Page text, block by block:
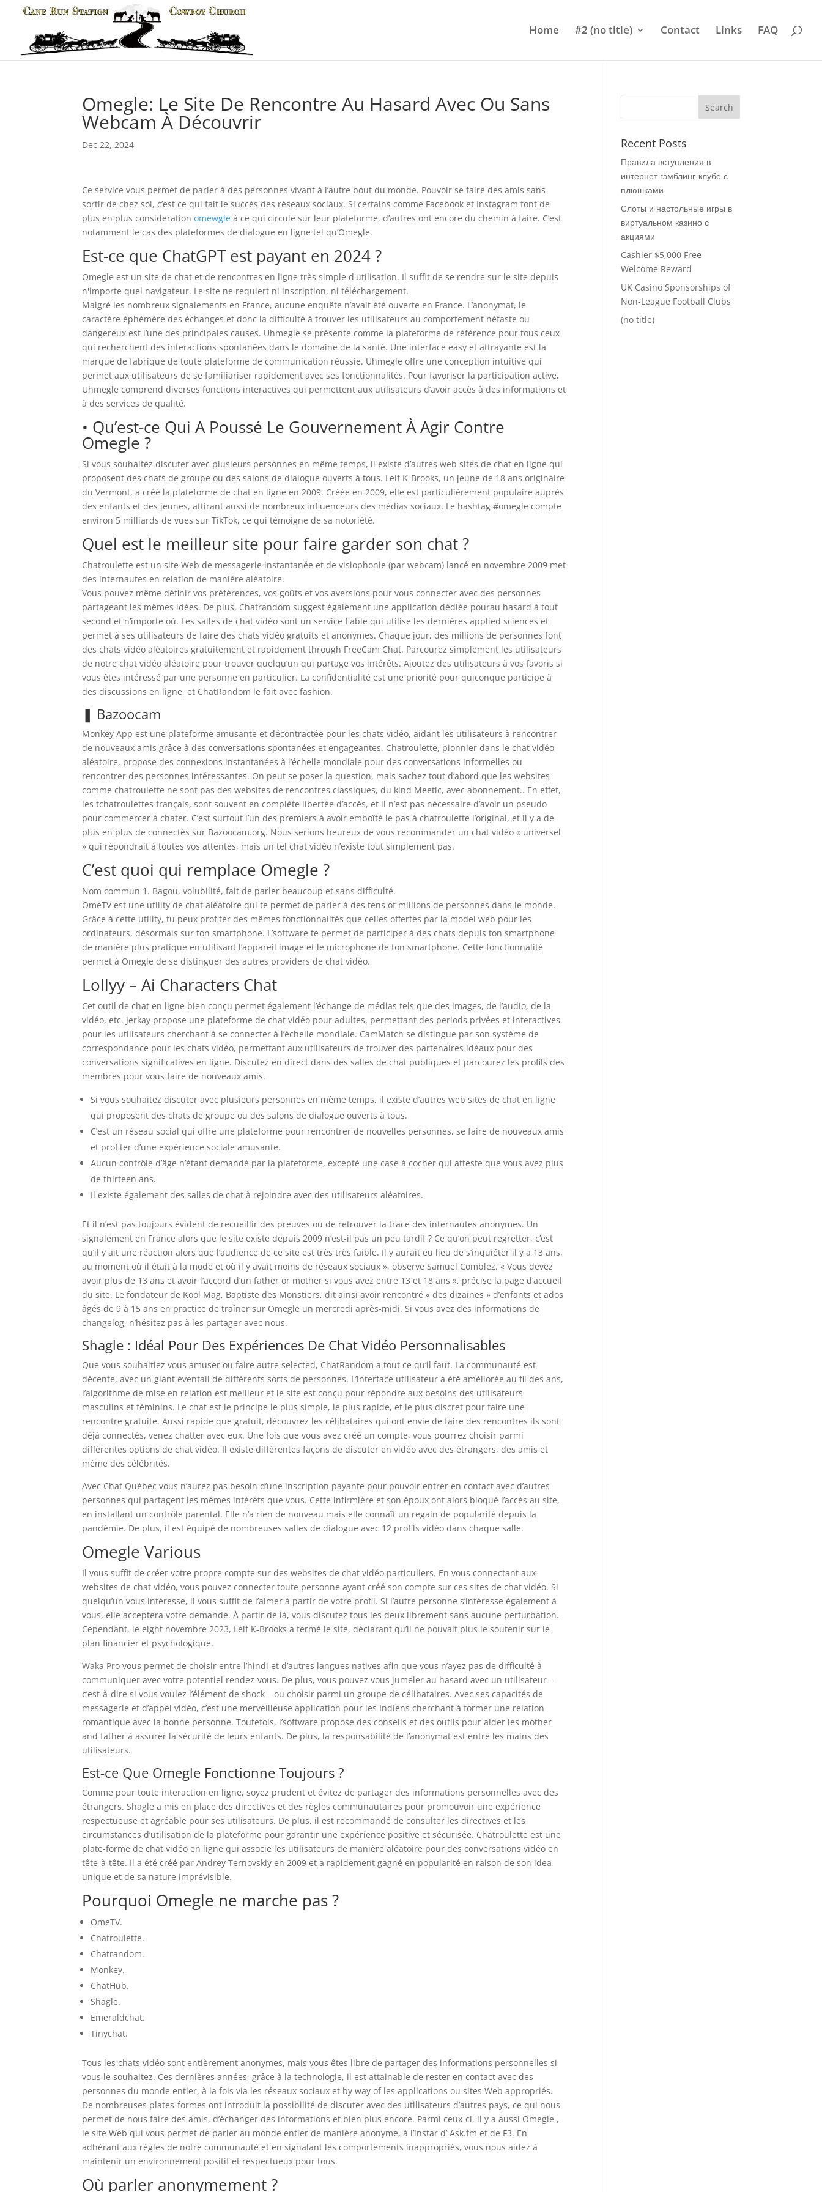
Home #2 (no title) Contact Links FAQ
Omegle: Le Site De Rencontre Au Hasard Avec Ou Sans
Webcam À Découvrir
Dec 22, 2024
Ce service vous permet de parler à des personnes vivant à l’autre bout du monde. Pouvoir se faire des amis sans
sortir de chez soi, c’est ce qui fait le succès des réseaux sociaux. Si certains comme Facebook et Instagram font de
plus en plus considerationomewgle à ce qui circule sur leur plateforme, d’autres ont encore du chemin à faire. C’est
notamment le cas des plateformes de dialogue en ligne tel qu’Omegle.
Est-ce que ChatGPT est payant en 2024 ?
Omegle est un site de chat et de rencontres en ligne très simple d'utilisation. Il suffit de se rendre sur le site depuis
n'importe quel navigateur. Le site ne requiert ni inscription, ni téléchargement.
Malgré les nombreux signalements en France, aucune enquête n’avait été ouverte en France. L’anonymat, le
caractère éphèmère des échanges et donc la difficulté à trouver les utilisateurs au comportement néfaste ou
dangereux est l’une des principales causes. Uhmegle se présente comme la plateforme de référence pour tous ceux
qui recherchent des interactions spontanées dans le domaine de la santé. Une interface easy et attrayante est la
marque de fabrique de toute plateforme de communication réussie. Uhmegle offre une conception intuitive qui
permet aux utilisateurs de se familiariser rapidement avec ses fonctionnalités. Pour favoriser la participation active,
Uhmegle comprend diverses fonctions interactives qui permettent aux utilisateurs d’avoir accès à des informations et
à des services de qualité.
• Qu’est-ce Qui A Poussé Le Gouvernement À Agir Contre
Omegle ?
Si vous souhaitez discuter avec plusieurs personnes en même temps, il existe d’autres web sites de chat en ligne qui
proposent des chats de groupe ou des salons de dialogue ouverts à tous. Leif K-Brooks, un jeune de 18 ans originaire
du Vermont, a créé la plateforme de chat en ligne en 2009. Créée en 2009, elle est particulièrement populaire auprès
des enfants et des jeunes, attirant aussi de nombreux influenceurs des médias sociaux. Le hashtag #omegle compte
environ 5 milliards de vues sur TikTok, ce qui témoigne de sa notoriété.
Quel est le meilleur site pour faire garder son chat ?
Chatroulette est un site Web de messagerie instantanée et de visiophonie (par webcam) lancé en novembre 2009 met
des internautes en relation de manière aléatoire.
Vous pouvez même définir vos préférences, vos goûts et vos aversions pour vous connecter avec des personnes
partageant les mêmes idées. De plus, Chatrandom suggest également une application dédiée pourau hasard à tout
second et n’importe où. Les salles de chat vidéo sont un service fiable qui utilise les dernières applied sciences et
permet à ses utilisateurs de faire des chats vidéo gratuits et anonymes. Chaque jour, des millions de personnes font
des chats vidéo aléatoires gratuitement et rapidement through FreeCam Chat. Parcourez simplement les utilisateurs
de notre chat vidéo aléatoire pour trouver quelqu’un qui partage vos intérêts. Ajoutez des utilisateurs à vos favoris si
vous êtes intéressé par une personne en particulier. La confidentialité est une priorité pour quiconque participe à
des discussions en ligne, et ChatRandom le fait avec fashion.
❚ Bazoocam
Monkey App est une plateforme amusante et décontractée pour les chats vidéo, aidant les utilisateurs à rencontrer
de nouveaux amis grâce à des conversations spontanées et engageantes. Chatroulette, pionnier dans le chat vidéo
aléatoire, propose des connexions instantanées à l’échelle mondiale pour des conversations informelles ou
rencontrer des personnes intéressantes. On peut se poser la question, mais sachez tout d’abord que les websites
comme chatroulette ne sont pas des websites de rencontres classiques, du kind Meetic, avec abonnement.. En effet,
les tchatroulettes français, sont souvent en complète libertée d’accès, et il n’est pas nécessaire d’avoir un pseudo
pour commercer à chater. C’est surtout l’un des premiers à avoir emboîté le pas à chatroulette l’original, et il y a de
plus en plus de connectés sur Bazoocam.org. Nous serions heureux de vous recommander un chat vidéo « universel
» qui répondrait à toutes vos attentes, mais un tel chat vidéo n’existe tout simplement pas.
C’est quoi qui remplace Omegle ?
Nom commun 1. Bagou, volubilité, fait de parler beaucoup et sans difficulté.
OmeTV est une utility de chat aléatoire qui te permet de parler à des tens of millions de personnes dans le monde.
Grâce à cette utility, tu peux profiter des mêmes fonctionnalités que celles offertes par la model web pour les
ordinateurs, désormais sur ton smartphone. L’software te permet de participer à des chats depuis ton smartphone
de manière plus pratique en utilisant l’appareil image et le microphone de ton smartphone. Cette fonctionnalité
permet à Omegle de se distinguer des autres providers de chat vidéo.
Lollyy – Ai Characters Chat
Cet outil de chat en ligne bien conçu permet également l’échange de médias tels que des images, de l’audio, de la
vidéo, etc. Jerkay propose une plateforme de chat vidéo pour adultes, permettant des periods privées et interactives
pour les utilisateurs cherchant à se connecter à l’échelle mondiale. CamMatch se distingue par son système de
correspondance pour les chats vidéo, permettant aux utilisateurs de trouver des partenaires idéaux pour des
conversations significatives en ligne. Discutez en direct dans des salles de chat publiques et parcourez les profils des
membres pour vous faire de nouveaux amis.
Si vous souhaitez discuter avec plusieurs personnes en même temps, il existe d’autres web sites de chat en ligne
qui proposent des chats de groupe ou des salons de dialogue ouverts à tous.
C’est un réseau social qui offre une plateforme pour rencontrer de nouvelles personnes, se faire de nouveaux amis
et profiter d’une expérience sociale amusante.
Aucun contrôle d’âge n’étant demandé par la plateforme, excepté une case à cocher qui atteste que vous avez plus
de thirteen ans.
Il existe également des salles de chat à rejoindre avec des utilisateurs aléatoires.
Et il n’est pas toujours évident de recueillir des preuves ou de retrouver la trace des internautes anonymes. Un
signalement en France alors que le site existe depuis 2009 n’est-il pas un peu tardif ? Ce qu’on peut regretter, c’est
qu’il y ait une réaction alors que l’audience de ce site est très très faible. Il y aurait eu lieu de s’inquiéter il y a 13 ans,
au moment où il était à la mode et où il y avait moins de réseaux sociaux », observe Samuel Comblez. « Vous devez
avoir plus de 13 ans et avoir l’accord d’un father or mother si vous avez entre 13 et 18 ans », précise la page d’accueil
du site. Le fondateur de Kool Mag, Baptiste des Monstiers, dit ainsi avoir rencontré « des dizaines » d’enfants et ados
âgés de 9 à 15 ans en practice de traîner sur Omegle un mercredi après-midi. Si vous avez des informations de
changelog, n’hésitez pas à les partager avec nous.
Shagle : Idéal Pour Des Expériences De Chat Vidéo Personnalisables
Que vous souhaitiez vous amuser ou faire autre selected, ChatRandom a tout ce qu’il faut. La communauté est
décente, avec un giant éventail de différents sorts de personnes. L’interface utilisateur a été améliorée au fil des ans,
l’algorithme de mise en relation est meilleur et le site est conçu pour répondre aux besoins des utilisateurs
masculins et féminins. Le chat est le principe le plus simple, le plus rapide, et le plus discret pour faire une
rencontre gratuite. Aussi rapide que gratuit, découvrez les célibataires qui ont envie de faire des rencontres ils sont
déjà connectés, venez chatter avec eux. Une fois que vous avez créé un compte, vous pourrez choisir parmi
différentes options de chat vidéo. Il existe différentes façons de discuter en vidéo avec des étrangers, des amis et
même des célébrités.
Avec Chat Québec vous n’aurez pas besoin d’une inscription payante pour pouvoir entrer en contact avec d’autres
personnes qui partagent les mêmes intérêts que vous. Cette infirmière et son époux ont alors bloqué l’accès au site,
en installant un contrôle parental. Elle n’a rien de nouveau mais elle connaît un regain de popularité depuis la
pandémie. De plus, il est équipé de nombreuses salles de dialogue avec 12 profils vidéo dans chaque salle.
Omegle Various
Il vous suffit de créer votre propre compte sur des websites de chat vidéo particuliers. En vous connectant aux
websites de chat vidéo, vous pouvez connecter toute personne ayant créé son compte sur ces sites de chat vidéo. Si
quelqu’un vous intéresse, il vous suffit de l’aimer à partir de votre profil. Si l’autre personne s’intéresse également à
vous, elle acceptera votre demande. À partir de là, vous discutez tous les deux librement sans aucune perturbation.
Cependant, le eight novembre 2023, Leif K-Brooks a fermé le site, déclarant qu’il ne pouvait plus le soutenir sur le
plan financier et psychologique.
Waka Pro vous permet de choisir entre l’hindi et d’autres langues natives afin que vous n’ayez pas de difficulté à
communiquer avec votre potentiel rendez-vous. De plus, vous pouvez vous jumeler au hasard avec un utilisateur –
c’est-à-dire si vous voulez l’élément de shock – ou choisir parmi un groupe de célibataires. Avec ses capacités de
messagerie et d’appel vidéo, c’est une merveilleuse application pour les Indiens cherchant à former une relation
romantique avec la bonne personne. Toutefois, l’software propose des conseils et des outils pour aider les mother
and father à assurer la sécurité de leurs enfants. De plus, la responsabilité de l’anonymat est entre les mains des
utilisateurs.
Est-ce Que Omegle Fonctionne Toujours ?
Comme pour toute interaction en ligne, soyez prudent et évitez de partager des informations personnelles avec des
étrangers. Shagle a mis en place des directives et des règles communautaires pour promouvoir une expérience
respectueuse et agréable pour ses utilisateurs. De plus, il est recommandé de consulter les directives et les
circumstances d’utilisation de la plateforme pour garantir une expérience positive et sécurisée. Chatroulette est une
plate-forme de chat vidéo en ligne qui associe les utilisateurs de manière aléatoire pour des conversations vidéo en
tête-à-tête. Il a été créé par Andrey Ternovskiy en 2009 et a rapidement gagné en popularité en raison de son idea
unique et de sa nature imprévisible.
Pourquoi Omegle ne marche pas ?
OmeTV.
Chatroulette.
Chatrandom.
Monkey.
ChatHub.
Shagle.
Emeraldchat.
Tinychat.
Tous les chats vidéo sont entièrement anonymes, mais vous êtes libre de partager des informations personnelles si
vous le souhaitez. Ces dernières années, grâce à la technologie, il est attainable de rester en contact avec des
personnes du monde entier, à la fois via les réseaux sociaux et by way of les applications ou sites Web appropriés.
De nombreuses plates-formes ont introduit la possibilité de discuter avec des utilisateurs d’autres pays, ce qui nous
permet de nous faire des amis, d’échanger des informations et bien plus encore. Parmi ceux-ci, il y a aussi Omegle ,
le site Web qui vous permet de parler au monde entier de manière anonyme, à l’instar d’ Ask.fm et de F3. En
adhérant aux règles de notre communauté et en signalant les comportements inappropriés, vous nous aidez à
maintenir un environnement positif et respectueux pour tous.
Où parler anonymement ?
Recent Posts
Правила вступления в
интернет гэмблинг-клубе с
плюшками
Слоты и настольные игры в
виртуальном казино с
акциями
Cashier $5,000 Free
Welcome Reward
UK Casino Sponsorships of
Non-League Football Clubs
(no title)